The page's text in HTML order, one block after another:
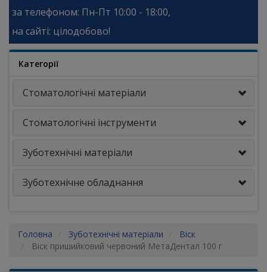
за телефоном: Пн-Пт 10:00 - 18:00,
на сайті: цілодобово!
Категорії
Стоматологічні матеріали
Стоматологічні інструменти
Зуботехнічні матеріали
Зуботехнічне обладнання
Головна Зуботехнічні матеріали
Віск
Віск пришийковий червоний МетаДентал 100 г